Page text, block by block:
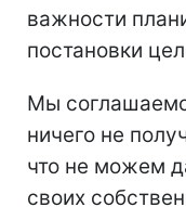
важности
постановки
Мы
ничего не
что не можем
своих